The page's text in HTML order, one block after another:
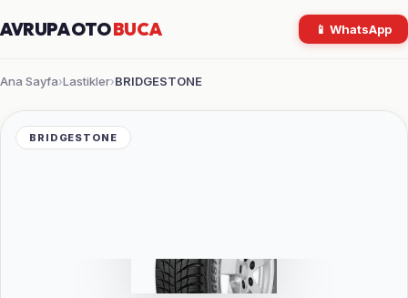
AVRUPA OTOBUCA 📱 WhatsApp
Ana Sayfa›Lastikler›BRIDGESTONE
BRIDGESTONE